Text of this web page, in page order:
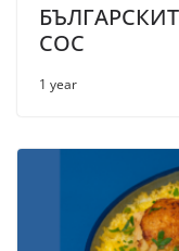
СОС
1 year